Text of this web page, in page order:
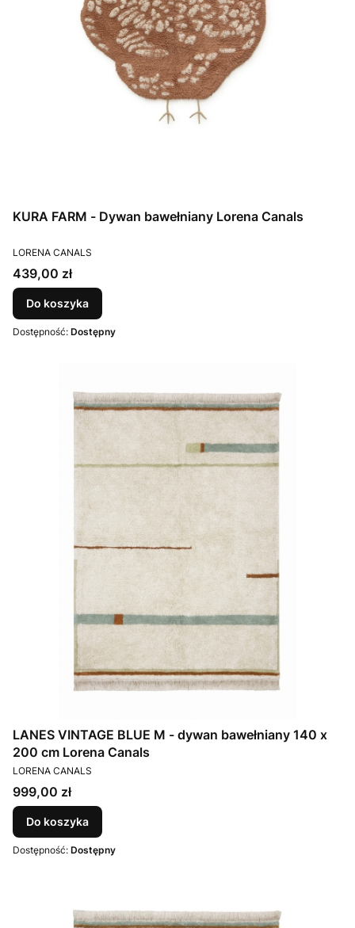
KURA FARM - Dywan bawełniany Lorena Canals
PRODUCENT
LORENA CANALS
Cena
439,00 zł
Do koszyka
Dostępność: Dostępny
LANES VINTAGE BLUE M - dywan bawełniany 140 x
200 cm Lorena Canals
PRODUCENT
LORENA CANALS
Cena
999,00 zł
Do koszyka
Dostępność: Dostępny